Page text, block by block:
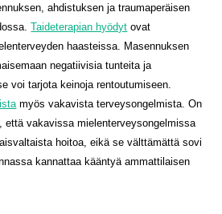
ahdistuksen ja traumaperäisen
Taideterapian hyödyt ovat
haasteissa. Masennuksen
negatiivisia tunteita ja
voi tarjota keinoja rentoutumiseen.
myös vakavista terveysongelmista. On
että vakavissa mielenterveysongelmissa
hoitoa, eikä se välttämättä sovi
kannattaa kääntyä ammattilaisen